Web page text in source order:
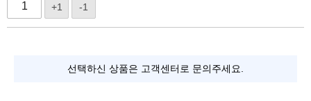
+1 -1
선택하신 상품은 고객센터로 문의주세요.